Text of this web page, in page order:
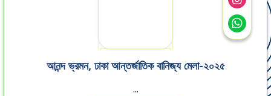
আনন্দ ভ্রমন, ঢাকা আন্তর্জাতিক বানিজ্য মেলা-২০২৫
...